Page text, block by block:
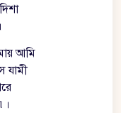
আমি
যামী